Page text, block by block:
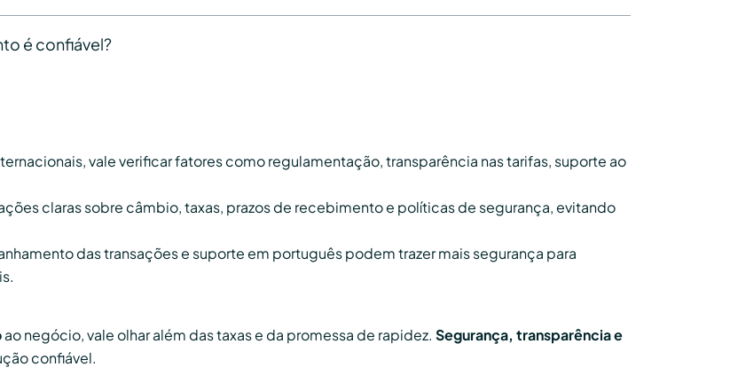
é confiável?
vale verificar fatores como regulamentação, transparência nas tarifas, suporte ao
claras sobre câmbio, taxas, prazos de recebimento e políticas de segurança, evitando
das transações e suporte em português podem trazer mais segurança para
ao negócio, vale olhar além das taxas e da promessa de rapidez. Segurança, transparência e
confiável.